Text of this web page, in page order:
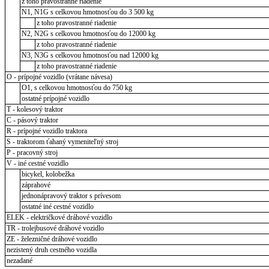
N1, N1G s celkovou hmotnosťou do 3 500 kg
z toho pravostranné riadenie
N2, N2G s celkovou hmotnosťou do 12000 kg
z toho pravostranné riadenie
N3, N3G s celkovou hmotnosťou nad 12000 kg
z toho pravostranné riadenie
O - prípojné vozidlo (vrátane návesa)
O1, s celkovou hmotnosťou do 750 kg
ostatné prípojné vozidlo
T - kolesový traktor
C - pásový traktor
R - prípojné vozidlo traktora
S - traktorom ťahaný vymeniteľný stroj
P - pracovný stroj
V - iné cestné vozidlo
bicykel, kolobežka
záprahové
jednonápravový traktor s prívesom
ostatné iné cestné vozidlo
ELEK - električkové dráhové vozidlo
TR - trolejbusové dráhové vozidlo
ZE - železničné dráhové vozidlo
nezistený druh cestného vozidla
nezadané